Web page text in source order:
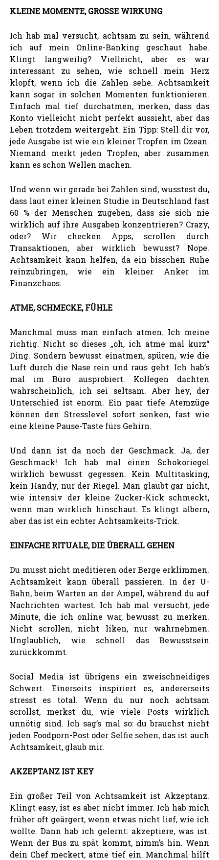
KLEINE MOMENTE, GROSSE WIRKUNG
Ich hab mal versucht, achtsam zu sein, während
ich auf mein Online-Banking geschaut habe.
Klingt langweilig? Vielleicht, aber es war
interessant zu sehen, wie schnell mein Herz
klopft, wenn ich die Zahlen sehe. Achtsamkeit
kann sogar in solchen Momenten funktionieren.
Einfach mal tief durchatmen, merken, dass das
Konto vielleicht nicht perfekt aussieht, aber das
Leben trotzdem weitergeht. Ein Tipp: Stell dir vor,
jede Ausgabe ist wie ein kleiner Tropfen im Ozean.
Niemand merkt jeden Tropfen, aber zusammen
kann es schon Wellen machen.
Und wenn wir gerade bei Zahlen sind, wusstest du,
dass laut einer kleinen Studie in Deutschland fast
60 % der Menschen zugeben, dass sie sich nie
wirklich auf ihre Ausgaben konzentrieren? Crazy,
oder? Wir checken Apps, scrollen durch
Transaktionen, aber wirklich bewusst? Nope.
Achtsamkeit kann helfen, da ein bisschen Ruhe
reinzubringen, wie ein kleiner Anker im
Finanzchaos.
ATME, SCHMECKE, FÜHLE
Manchmal muss man einfach atmen. Ich meine
richtig. Nicht so dieses „oh, ich atme mal kurz“
Ding. Sondern bewusst einatmen, spüren, wie die
Luft durch die Nase rein und raus geht. Ich hab’s
mal im Büro ausprobiert. Kollegen dachten
wahrscheinlich, ich sei seltsam. Aber hey, der
Unterschied ist enorm. Ein paar tiefe Atemzüge
können den Stresslevel sofort senken, fast wie
eine kleine Pause-Taste fürs Gehirn.
Und dann ist da noch der Geschmack. Ja, der
Geschmack! Ich hab mal einen Schokoriegel
wirklich bewusst gegessen. Kein Multitasking,
kein Handy, nur der Riegel. Man glaubt gar nicht,
wie intensiv der kleine Zucker-Kick schmeckt,
wenn man wirklich hinschaut. Es klingt albern,
aber das ist ein echter Achtsamkeits-Trick.
EINFACHE RITUALE, DIE ÜBERALL GEHEN
Du musst nicht meditieren oder Berge erklimmen.
Achtsamkeit kann überall passieren. In der U-
Bahn, beim Warten an der Ampel, während du auf
Nachrichten wartest. Ich hab mal versucht, jede
Minute, die ich online war, bewusst zu merken.
Nicht scrollen, nicht liken, nur wahrnehmen.
Unglaublich, wie schnell das Bewusstsein
zurückkommt.
Social Media ist übrigens ein zweischneidiges
Schwert. Einerseits inspiriert es, andererseits
stresst es total. Wenn du nur noch achtsam
scrollst, merkst du, wie viele Posts wirklich
unnötig sind. Ich sag’s mal so: du brauchst nicht
jeden Foodporn-Post oder Selfie sehen, das ist auch
Achtsamkeit, glaub mir.
AKZEPTANZ IST KEY
Ein großer Teil von Achtsamkeit ist Akzeptanz.
Klingt easy, ist es aber nicht immer. Ich hab mich
früher oft geärgert, wenn etwas nicht lief, wie ich
wollte. Dann hab ich gelernt: akzeptiere, was ist.
Wenn der Bus zu spät kommt, nimm’s hin. Wenn
dein Chef meckert, atme tief ein. Manchmal hilft